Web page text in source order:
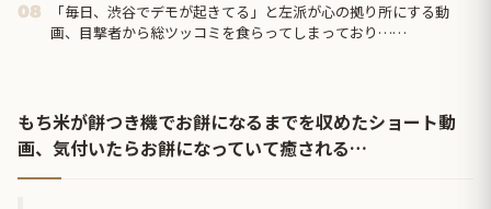
08
「毎日、渋谷でデモが起きてる」と左派が心の拠り所にする動
画、目撃者から総ツッコミを食らってしまっており……
もち米が餅つき機でお餅になるまでを収めたショート動
画、気付いたらお餅になっていて癒される…